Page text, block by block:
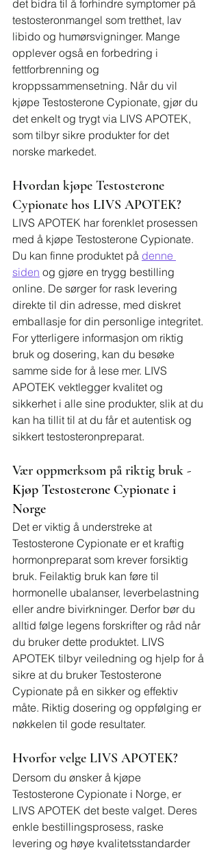
det bidra til å forhindre symptomer på
testosteronmangel som tretthet, lav
libido og humørsvigninger. Mange
opplever også en forbedring i
fettforbrenning og
kroppssammensetning. Når du vil
kjøpe Testosterone Cypionate, gjør du
det enkelt og trygt via LIVS APOTEK,
som tilbyr sikre produkter for det
norske markedet.
Hvordan kjøpe Testosterone
Cypionate hos LIVS APOTEK?
LIVS APOTEK har forenklet prosessen
med å kjøpe Testosterone Cypionate.
Du kan finne produktet på denne
siden og gjøre en trygg bestilling
online. De sørger for rask levering
direkte til din adresse, med diskret
emballasje for din personlige integritet.
For ytterligere informasjon om riktig
bruk og dosering, kan du besøke
samme side for å lese mer. LIVS
APOTEK vektlegger kvalitet og
sikkerhet i alle sine produkter, slik at du
kan ha tillit til at du får et autentisk og
sikkert testosteronpreparat.
Vær oppmerksom på riktig bruk -
Kjøp Testosterone Cypionate i
Norge
Det er viktig å understreke at
Testosterone Cypionate er et kraftig
hormonpreparat som krever forsiktig
bruk. Feilaktig bruk kan føre til
hormonelle ubalanser, leverbelastning
eller andre bivirkninger. Derfor bør du
alltid følge legens forskrifter og råd når
du bruker dette produktet. LIVS
APOTEK tilbyr veiledning og hjelp for å
sikre at du bruker Testosterone
Cypionate på en sikker og effektiv
måte. Riktig dosering og oppfølging er
nøkkelen til gode resultater.
Hvorfor velge LIVS APOTEK?
Dersom du ønsker å kjøpe
Testosterone Cypionate i Norge, er
LIVS APOTEK det beste valget. Deres
enkle bestillingsprosess, raske
levering og høye kvalitetsstandarder